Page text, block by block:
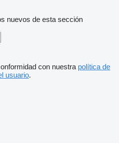
nuevos de esta sección
con nuestra política de
usuario.